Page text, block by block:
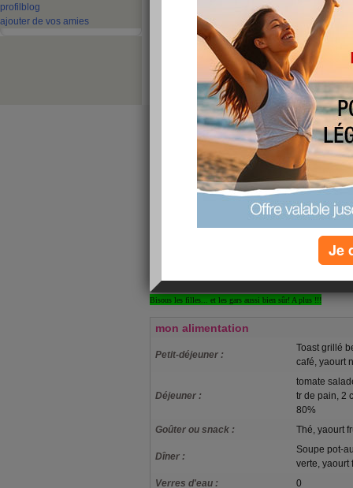
profil blog
ajouter de vos amies
Oh que oui, ça fait du bien ce bô soleil!!! Du coup je me suis
beauté, plus un soin visage! Un cadeau que je me fais,
faire plaisir. Na!
Et côté poids, ça se maintient, tout en flirtant méchamment du
petits plats mijotés, trop de fromage n'importe quand, et...
Alors je dois absolument me ressaisir. Après tout je n'ai que
Bisous les filles... et les gars aussi bien sûr! A plus !!!
mon alimentation
Petit-déjeuner :
Toast grillé
café, yaourt
Déjeuner :
tomate
tr de pain, 2
80%
Goûter ou snack :
Thé, yaourt
Dîner :
Soupe pot-
verte, yaourt
Verres d'eau :
0
Je